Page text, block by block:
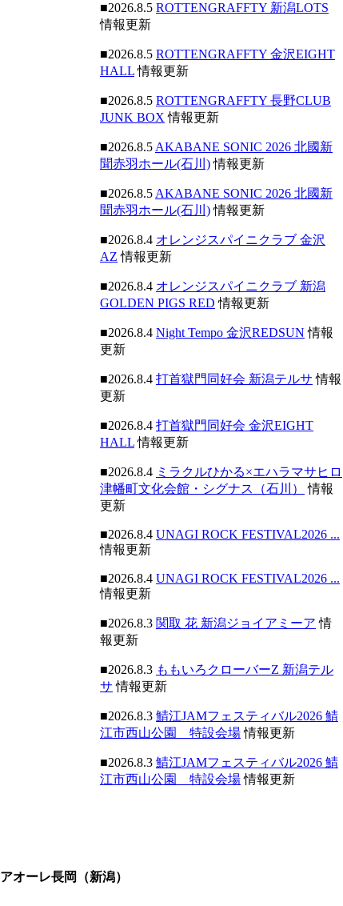
■2026.8.5 ROTTENGRAFFTY 新潟LOTS
情報更新
■2026.8.5 ROTTENGRAFFTY 金沢EIGHT
HALL情報更新
■2026.8.5 ROTTENGRAFFTY 長野CLUB
JUNK BOX 情報更新
■2026.8.5 AKABANE SONIC 2026 北國新
聞赤羽ホール(石川)情報更新
■2026.8.5 AKABANE SONIC 2026 北國新
聞赤羽ホール(石川)情報更新
■2026.8.4 オレンジスパイニクラブ 金沢
AZ 情報更新
■2026.8.4 オレンジスパイニクラブ 新潟
GOLDEN PIGS RED 情報更新
■2026.8.4 Night Tempo 金沢REDSUN 情報
更新
■2026.8.4 打首獄門同好会 新潟テルサ 情報
更新
■2026.8.4 打首獄門同好会 金沢EIGHT
HALL情報更新
■2026.8.4 ミラクルひかる×エハラマサヒロ
津幡町文化会館・シグナス（石川）
情報
更新
■2026.8.4 UNAGI ROCK FESTIVAL2026 ...
情報更新
■2026.8.4 UNAGI ROCK FESTIVAL2026 ...
情報更新
■2026.8.3 関取 花 新潟ジョイアミーア 情
報更新
■2026.8.3 ももいろクローバーZ 新潟テル
サ 情報更新
■2026.8.3 鯖江JAMフェスティバル2026 鯖
江市西山公園 特設会場情報更新
■2026.8.3 鯖江JAMフェスティバル2026 鯖
江市西山公園 特設会場情報更新
アオーレ長岡（新潟）